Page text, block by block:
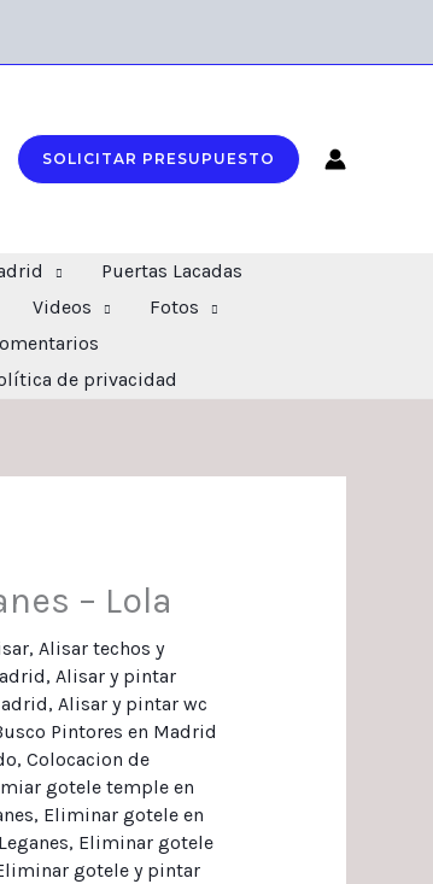
SOLICITAR PRESUPUESTO
Puertas Lacadas
Videos
Fotos
de privacidad
– Lola
, Alisar techos y
, Alisar y pintar
, Alisar y pintar wc
Pintores en Madrid
, Colocacion de
gotele temple en
, Eliminar gotele en
, Eliminar gotele
gotele y pintar